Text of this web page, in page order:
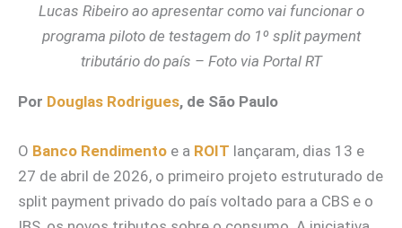
Lucas Ribeiro ao apresentar como vai funcionar o
programa piloto de testagem do 1º split payment
tributário do país – Foto via Portal RT
Por Douglas Rodrigues, de São Paulo
O Banco Rendimento e a ROIT lançaram, dias 13 e
27 de abril de 2026, o primeiro projeto estruturado de
split payment privado do país voltado para a CBS e o